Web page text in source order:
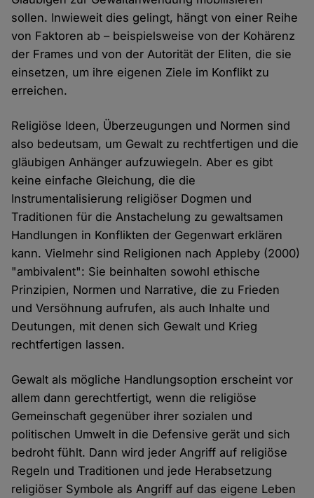
sollen. Inwieweit dies gelingt, hängt von einer Reihe
von Faktoren ab – beispielsweise von der Kohärenz
der Frames und von der Autorität der Eliten, die sie
einsetzen, um ihre eigenen Ziele im Konflikt zu
erreichen.
Religiöse Ideen, Überzeugungen und Normen sind
also bedeutsam, um Gewalt zu rechtfertigen und die
gläubigen Anhänger aufzuwiegeln. Aber es gibt
keine einfache Gleichung, die die
Instrumentalisierung religiöser Dogmen und
Traditionen für die Anstachelung zu gewaltsamen
Handlungen in Konflikten der Gegenwart erklären
kann. Vielmehr sind Religionen nach Appleby (2000)
"ambivalent": Sie beinhalten sowohl ethische
Prinzipien, Normen und Narrative, die zu Frieden
und Versöhnung aufrufen, als auch Inhalte und
Deutungen, mit denen sich Gewalt und Krieg
rechtfertigen lassen.
Gewalt als mögliche Handlungsoption erscheint vor
allem dann gerechtfertigt, wenn die religiöse
Gemeinschaft gegenüber ihrer sozialen und
politischen Umwelt in die Defensive gerät und sich
bedroht fühlt. Dann wird jeder Angriff auf religiöse
Regeln und Traditionen und jede Herabsetzung
religiöser Symbole als Angriff auf das eigene Leben